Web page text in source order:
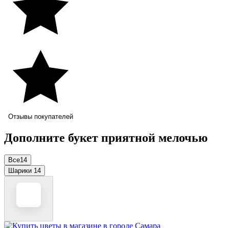
Отзывы покупателей
Дополните букет приятной мелочью
Все14
Шарики 14